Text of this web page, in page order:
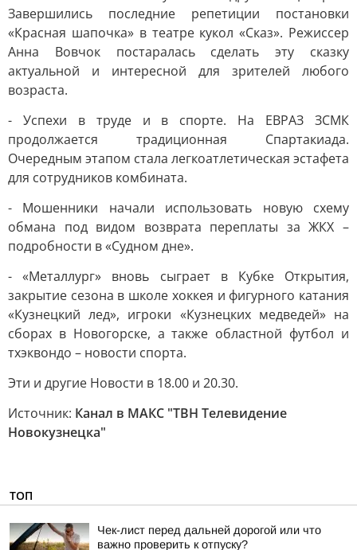
Завершились последние репетиции постановки
«Красная шапочка» в театре кукол «Сказ». Режиссер
Анна Вовчок постаралась сделать эту сказку
актуальной и интересной для зрителей любого
возраста.
- Успехи в труде и в спорте. На ЕВРАЗ ЗСМК
продолжается традиционная Спартакиада.
Очередным этапом стала легкоатлетическая эстафета
для сотрудников комбината.
- Мошенники начали использовать новую схему
обмана под видом возврата переплаты за ЖКХ –
подробности в «Судном дне».
- «Металлург» вновь сыграет в Кубке Открытия,
закрытие сезона в школе хоккея и фигурного катания
«Кузнецкий лед», игроки «Кузнецких медведей» на
сборах в Новогорске, а также областной футбол и
тхэквондо – новости спорта.
Эти и другие Новости в 18.00 и 20.30.
Источник: Канал в МАКС "ТВН Телевидение
Новокузнецка"
ТОП
Чек-лист перед дальней дорогой или что
важно проверить к отпуску?